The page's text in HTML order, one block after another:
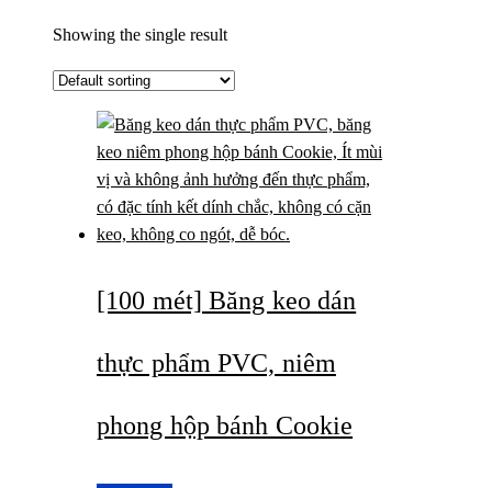
Showing the single result
[100 mét] Băng keo dán
thực phẩm PVC, niêm
phong hộp bánh Cookie